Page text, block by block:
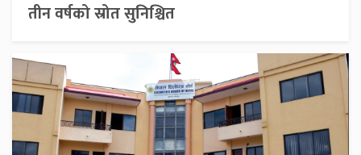
तीन वर्षको स्रोत सुनिश्चित